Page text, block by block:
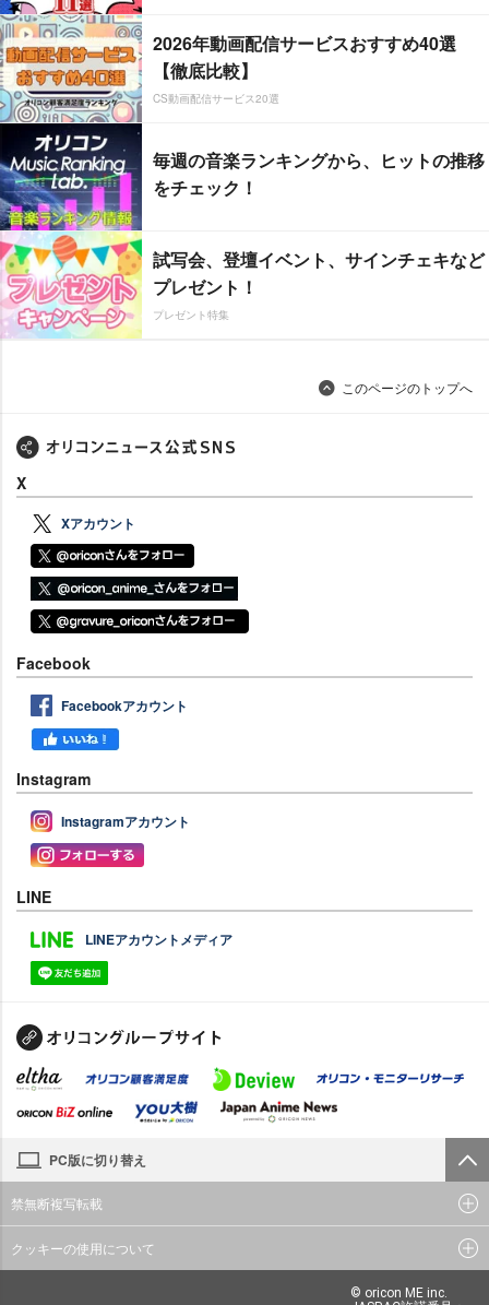
2026年動画配信サービスおすすめ40選
【徹底比較】
CS動画配信サービス20選
毎週の音楽ランキングから、ヒットの推移
をチェック！
試写会、登壇イベント、サインチェキなど
プレゼント！
プレゼント特集
このページのトップへ
X
Xアカウント
Facebook
Facebookアカウント
Instagram
Instagramアカウント
LINE
LINEアカウントメディア
PC版に切り替え
禁無断複写転載
クッキーの使用について
© oricon ME inc.